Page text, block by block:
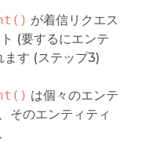
が着信リクエス
(要するにエンテ
ます (ステップ3)
は個々のエンテ
そのエンティティ